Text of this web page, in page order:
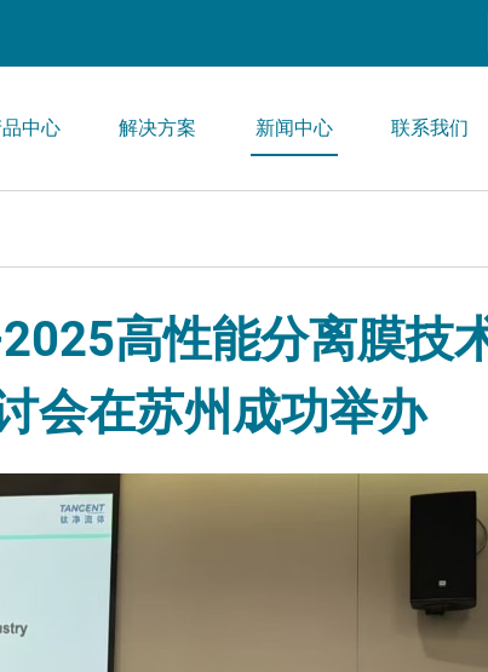
中心 解决方案 新闻中心 联系我们
高性能分离膜技
会在苏州成功举办